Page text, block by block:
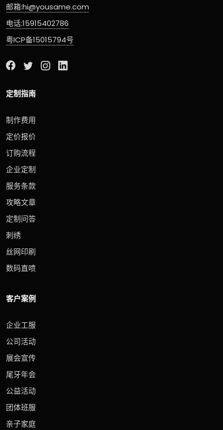
邮箱:hi@yousame.com
电话:15915402786
粤ICP备15015794号
定制指南
制作费用
定价报价
订购流程
企业定制
服务条款
攻略文章
定制问答
刺绣
丝网印刷
数码直喷
客户案例
企业工服
公司活动
展会宣传
尾牙年会
公益活动
团体班服
亲子家庭